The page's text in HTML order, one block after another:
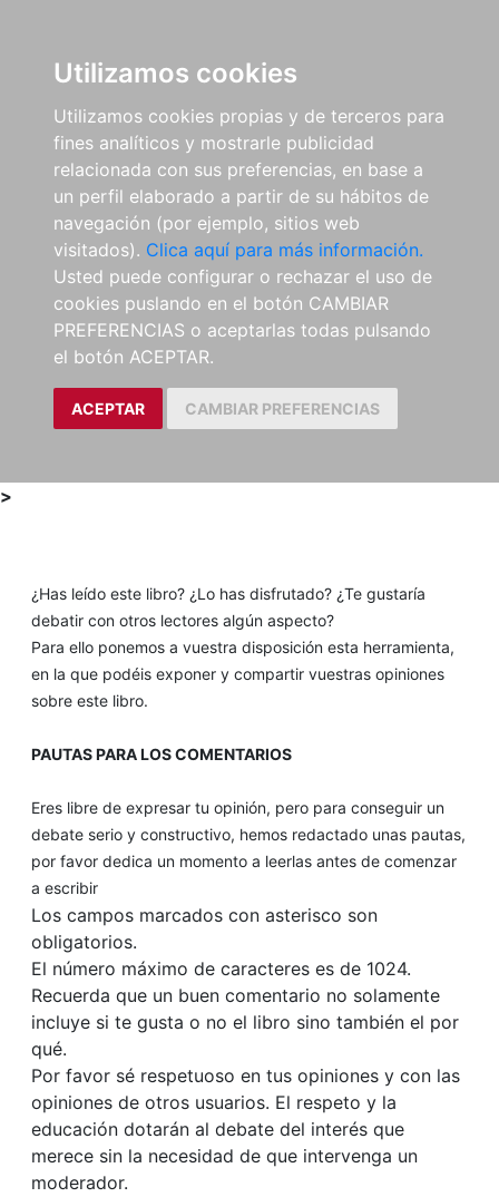
Utilizamos cookies
Utilizamos cookies propias y de terceros para
fines analíticos y mostrarle publicidad
relacionada con sus preferencias, en base a
un perfil elaborado a partir de su hábitos de
navegación (por ejemplo, sitios web
visitados). Clica aquí para más información.
Usted puede configurar o rechazar el uso de
cookies puslando en el botón CAMBIAR
PREFERENCIAS o aceptarlas todas pulsando
el botón ACEPTAR.
ACEPTAR CAMBIAR PREFERENCIAS
>
¿Has leído este libro? ¿Lo has disfrutado? ¿Te gustaría
debatir con otros lectores algún aspecto?
Para ello ponemos a vuestra disposición esta herramienta,
en la que podéis exponer y compartir vuestras opiniones
sobre este libro.
PAUTAS PARA LOS COMENTARIOS
Eres libre de expresar tu opinión, pero para conseguir un
debate serio y constructivo, hemos redactado unas pautas,
por favor dedica un momento a leerlas antes de comenzar
a escribir
Los campos marcados con asterisco son
obligatorios.
El número máximo de caracteres es de 1024.
Recuerda que un buen comentario no solamente
incluye si te gusta o no el libro sino también el por
qué.
Por favor sé respetuoso en tus opiniones y con las
opiniones de otros usuarios. El respeto y la
educación dotarán al debate del interés que
merece sin la necesidad de que intervenga un
moderador.